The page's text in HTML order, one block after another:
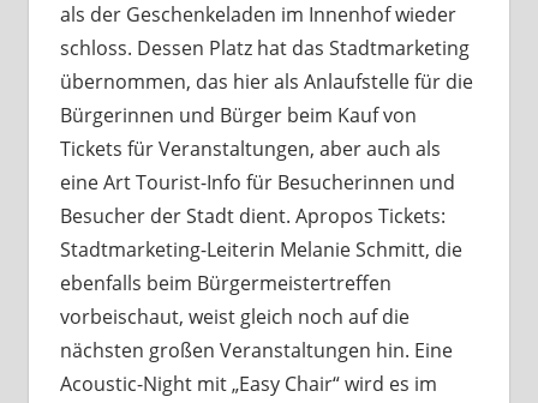
als der Geschenkeladen im Innenhof wieder
schloss. Dessen Platz hat das Stadtmarketing
übernommen, das hier als Anlaufstelle für die
Bürgerinnen und Bürger beim Kauf von
Tickets für Veranstaltungen, aber auch als
eine Art Tourist-Info für Besucherinnen und
Besucher der Stadt dient. Apropos Tickets:
Stadtmarketing-Leiterin Melanie Schmitt, die
ebenfalls beim Bürgermeistertreffen
vorbeischaut, weist gleich noch auf die
nächsten großen Veranstaltungen hin. Eine
Acoustic-Night mit „Easy Chair“ wird es im